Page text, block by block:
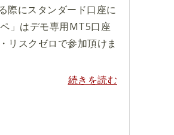
際にスタンダード口座に
」はデモ専用MT5口座
リスクゼロで参加頂けま
続きを読む